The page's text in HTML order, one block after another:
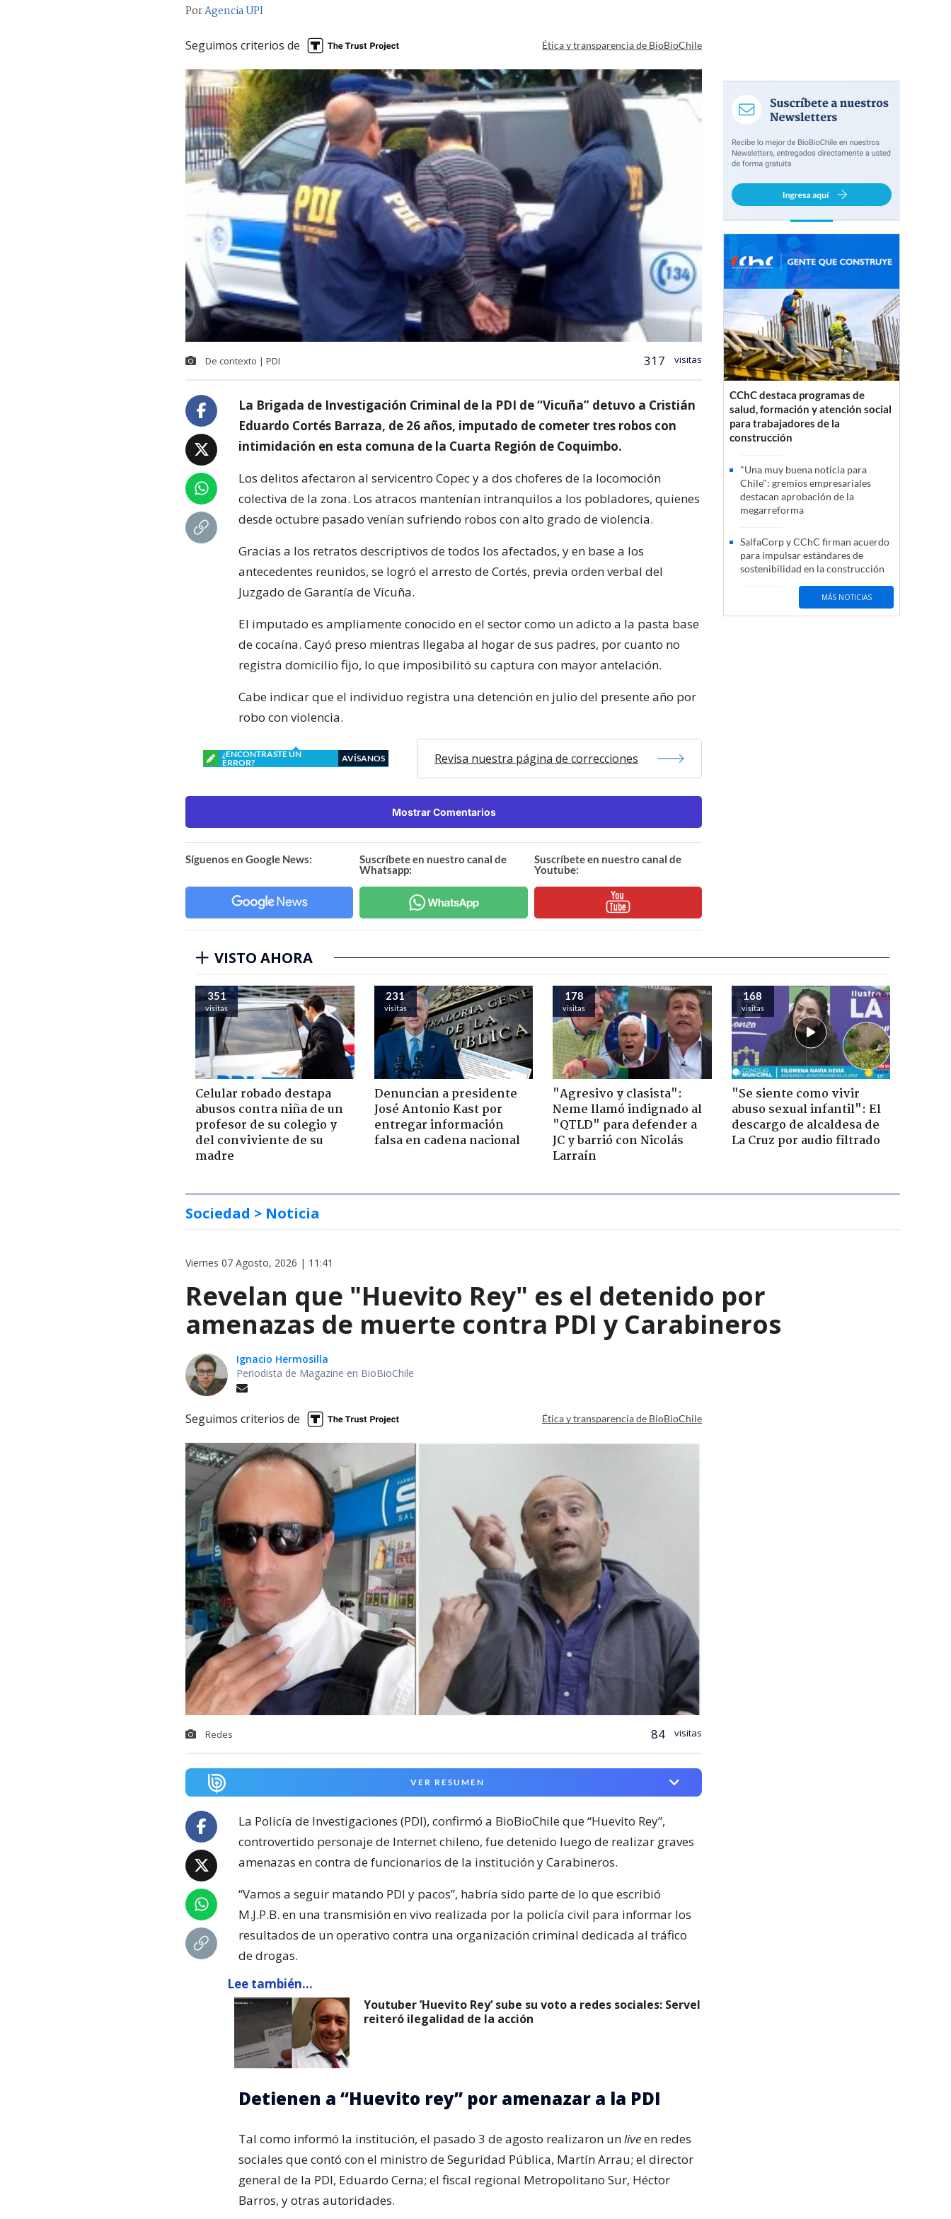
PorAgencia UPI
Seguimos criterios de Ética y transparencia de BioBioChile
De contexto | PDI 317 visitas
La Brigada de Investigación Criminal de la PDI de “Vicuña” detuvo a Cristián
Eduardo Cortés Barraza, de 26 años, imputado de cometer tres robos con
intimidación en esta comuna de la Cuarta Región de Coquimbo.
Los delitos afectaron al servicentro Copec y a dos choferes de la locomoción
colectiva de la zona. Los atracos mantenían intranquilos a los pobladores, quienes
desde octubre pasado venían sufriendo robos con alto grado de violencia.
Gracias a los retratos descriptivos de todos los afectados, y en base a los
antecedentes reunidos, se logró el arresto de Cortés, previa orden verbal del
Juzgado de Garantía de Vicuña.
El imputado es ampliamente conocido en el sector como un adicto a la pasta base
de cocaína. Cayó preso mientras llegaba al hogar de sus padres, por cuanto no
registra domicilio fijo, lo que imposibilitó su captura con mayor antelación.
Cabe indicar que el individuo registra una detención en julio del presente año por
robo con violencia.
¿ENCONTRASTE UN
ERROR?
AVÍSANOS Revisa nuestra página de correcciones
Mostrar Comentarios
Síguenos en Google News:
Suscríbete en nuestro canal de
Whatsapp:
Suscríbete en nuestro canal de
Youtube:
CChC destaca programas de
salud, formación y atención social
para trabajadores de la
construcción
"Una muy buena noticia para
Chile": gremios empresariales
destacan aprobación de la
megarreforma
SalfaCorp y CChC firman acuerdo
para impulsar estándares de
sostenibilidad en la construcción
MÁS NOTICIAS
VISTO AHORA
351
visitas
Celular robado destapa
abusos contra niña de un
profesor de su colegio y
del conviviente de su
madre
231
visitas
Denuncian a presidente
José Antonio Kast por
entregar información
falsa en cadena nacional
178
visitas
"Agresivo y clasista":
Neme llamó indignado al
"QTLD" para defender a
JC y barrió con Nicolás
Larraín
168
visitas
"Se siente como vivir
abuso sexual infantil": El
descargo de alcaldesa de
La Cruz por audio filtrado
Sociedad > Noticia
Viernes 07 Agosto, 2026 | 11:41
Revelan que "Huevito Rey" es el detenido por
amenazas de muerte contra PDI y Carabineros
Ignacio Hermosilla
Periodista de Magazine en BioBioChile
Seguimos criterios de Ética y transparencia de BioBioChile
Redes 84 visitas
VER RESUMEN
La Policía de Investigaciones (PDI), confirmó a BioBioChile que “Huevito Rey”,
controvertido personaje de Internet chileno, fue detenido luego de realizar graves
amenazas en contra de funcionarios de la institución y Carabineros.
“Vamos a seguir matando PDI y pacos”, habría sido parte de lo que escribió
M.J.P.B. en una transmisión en vivo realizada por la policía civil para informar los
resultados de un operativo contra una organización criminal dedicada al tráfico
de drogas.
Lee también...
Youtuber ’Huevito Rey’ sube su voto a redes sociales: Servel
reiteró ilegalidad de la acción
Detienen a “Huevito rey” por amenazar a la PDI
Tal como informó la institución, el pasado 3 de agosto realizaron unliveen redes
sociales que contó con el ministro de Seguridad Pública, Martín Arrau; el director
general de la PDI, Eduardo Cerna; el fiscal regional Metropolitano Sur, Héctor
Barros, y otras autoridades.